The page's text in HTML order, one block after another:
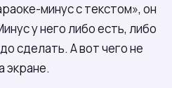
минус с текстом», он
у него либо есть, либо
сделать. А вот чего не
экране.